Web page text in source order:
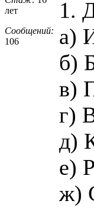
лет
Сообщений:
106
1.
а)
б)
в)
г)
д)
е)
ж)